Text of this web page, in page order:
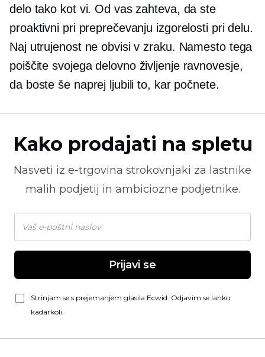
delo tako kot vi. Od vas zahteva, da ste
proaktivni pri preprečevanju izgorelosti pri delu.
Naj utrujenost ne obvisi v zraku. Namesto tega
poiščite svojegadelovno življenjeravnovesje,
da boste še naprej ljubili to, kar počnete.
Kako prodajati na spletu
Nasveti iz e-trgovina strokovnjaki za lastnike
malih podjetij in ambiciozne podjetnike.
Prijavi se
Strinjam se s prejemanjem glasila Ecwid. Odjavim se lahko
kadarkoli.